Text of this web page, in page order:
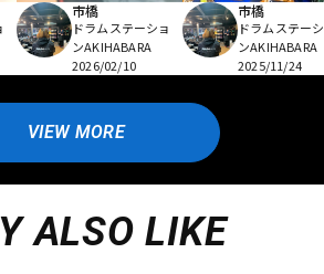
市橋
ドラムステーショ
ンAKIHABARA
2026/02/10
市橋
ドラムステー
ンAKIHABARA
2025/11/24
VIEW MORE
ALSO LIKE